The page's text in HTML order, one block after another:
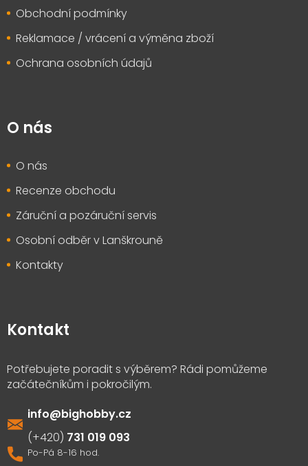
Obchodní podmínky
Reklamace / vrácení a výměna zboží
Ochrana osobních údajů
O nás
O nás
Recenze obchodu
Záruční a pozáruční servis
Osobní odběr v Lanškrouně
Kontakty
Kontakt
info@bighobby.cz
731 019 093